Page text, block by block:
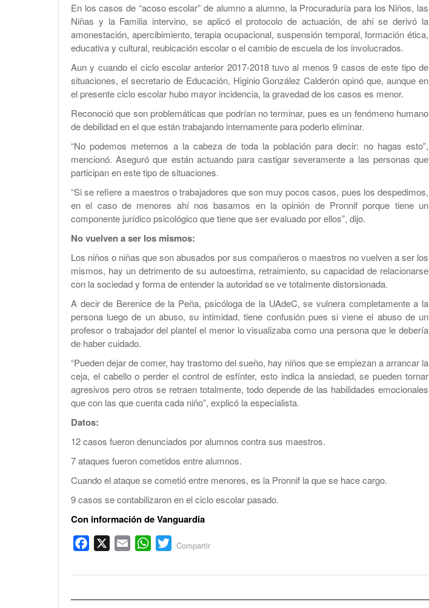
En los casos de “acoso escolar” de alumno a alumno, la Procuraduría para los Niños, las
Niñas y la Familia intervino, se aplicó el protocolo de actuación, de ahí se derivó la
amonestación, apercibimiento, terapia ocupacional, suspensión temporal, formación ética,
educativa y cultural, reubicación escolar o el cambio de escuela de los involucrados.
Aun y cuando el ciclo escolar anterior 2017-2018 tuvo al menos 9 casos de este tipo de
situaciones, el secretario de Educación, Higinio González Calderón opinó que, aunque en
el presente ciclo escolar hubo mayor incidencia, la gravedad de los casos es menor.
Reconoció que son problemáticas que podrían no terminar, pues es un fenómeno humano
de debilidad en el que están trabajando internamente para poderlo eliminar.
“No podemos meternos a la cabeza de toda la población para decir: no hagas esto”,
mencionó. Aseguró que están actuando para castigar severamente a las personas que
participan en este tipo de situaciones.
“Si se refiere a maestros o trabajadores que son muy pocos casos, pues los despedimos,
en el caso de menores ahí nos basamos en la opinión de Pronnif porque tiene un
componente jurídico psicológico que tiene que ser evaluado por ellos”, dijo.
No vuelven a ser los mismos:
Los niños o niñas que son abusados por sus compañeros o maestros no vuelven a ser los
mismos, hay un detrimento de su autoestima, retraimiento, su capacidad de relacionarse
con la sociedad y forma de entender la autoridad se ve totalmente distorsionada.
A decir de Berenice de la Peña, psicóloga de la UAdeC, se vulnera completamente a la
persona luego de un abuso, su intimidad, tiene confusión pues si viene el abuso de un
profesor o trabajador del plantel el menor lo visualizaba como una persona que le debería
de haber cuidado.
“Pueden dejar de comer, hay trastorno del sueño, hay niños que se empiezan a arrancar la
ceja, el cabello o perder el control de esfínter, esto indica la ansiedad, se pueden tornar
agresivos pero otros se retraen totalmente, todo depende de las habilidades emocionales
que con las que cuenta cada niño”, explicó la especialista.
Datos:
12 casos fueron denunciados por alumnos contra sus maestros.
7 ataques fueron cometidos entre alumnos.
Cuando el ataque se cometió entre menores, es la Pronnif la que se hace cargo.
9 casos se contabilizaron en el ciclo escolar pasado.
Con información de Vanguardia
Facebook Email WhatsApp
Twitter
Compartir